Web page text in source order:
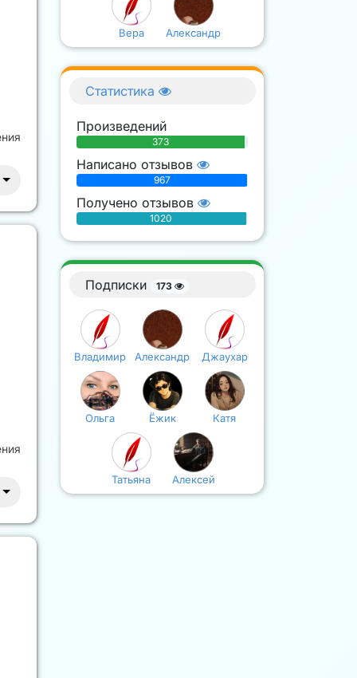
Вера Александр
Статистика
Произведений
373
Написано отзывов
967
Получено отзывов
1020
Подписки 173
Владимир Александр Джаухар
Ольга Ёжик Катя
Татьяна Алексей